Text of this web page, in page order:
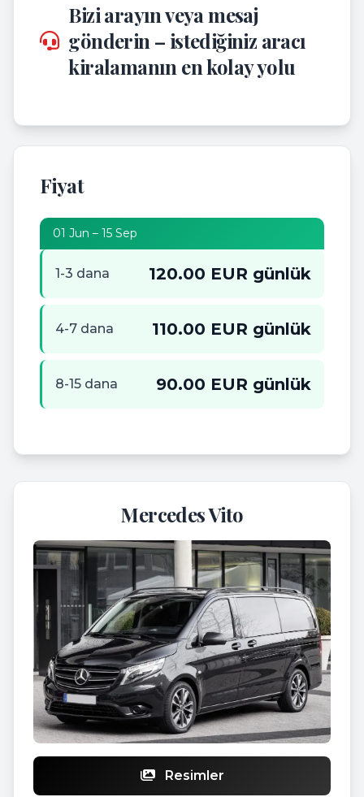
Bizi arayın veya mesaj
gönderin – istediğiniz aracı
kiralamanın en kolay yolu
Fiyat
01 Jun – 15 Sep
1-3 dana 120.00 EUR günlük
4-7 dana 110.00 EUR günlük
8-15 dana 90.00 EUR günlük
Mercedes Vito
Resimler